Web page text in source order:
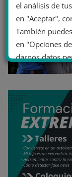
el análisis de
en "Aceptar",
También
en "Opciones
darnos datos
último, puedes
No dar mi
Opciones